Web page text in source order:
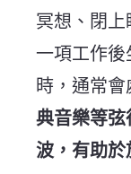
冥想、閉
一項工作後
時，通常會
典音樂等
波，有助於